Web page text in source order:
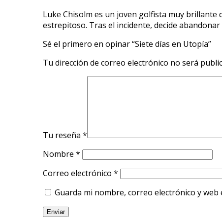
Luke Chisolm es un joven golfista muy
estrepitoso. Tras el incidente, decide
Sé el primero en opinar “Siete días en Utopía”
Tu dirección de correo electrónico no será
Tu reseña *
Nombre *
Correo electrónico *
Guarda mi nombre, correo electrónico y